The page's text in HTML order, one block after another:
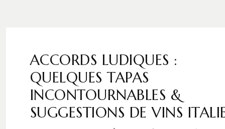
ACCORDS LUDIQUES :
QUELQUES TAPAS
INCONTOURNABLES &
SUGGESTIONS DE VINS